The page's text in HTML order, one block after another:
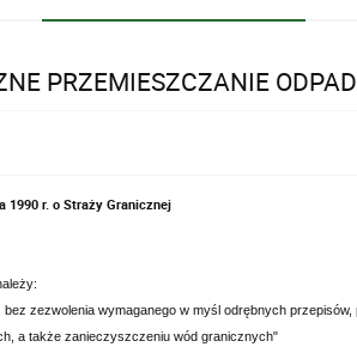
PRZEMIESZCZANIE
1990 r. o Straży Granicznej
zezwolenia wymaganego w myśl odrębnych
a także zanieczyszczeniu wód granicznych"